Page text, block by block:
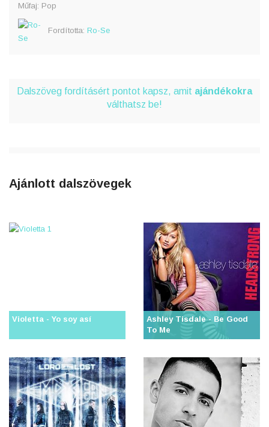
Műfaj: Pop
Fordította: Ro-Se
Dalszöveg fordításért pontot kapsz, amit ajándékokra
válthatsz be!
Ajánlott dalszövegek
Violetta - Yo soy así
Ashley Tisdale - Be Good
To Me